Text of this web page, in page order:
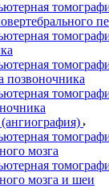
позвоночника
мозга
мозга и шеи